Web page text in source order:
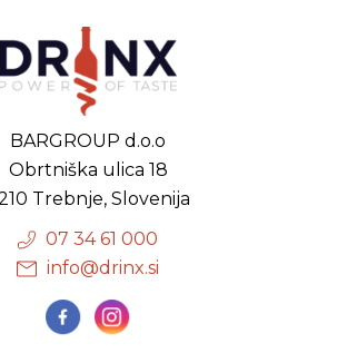
BARGROUP d.o.o
Obrtniška ulica 18
Trebnje, Slovenija
07 34 61 000
info@drinx.si